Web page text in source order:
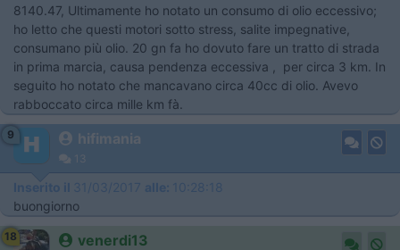
8140.47, Ultimamente ho notato un consumo di olio eccessivo;
ho letto che questi motori sotto stress, salite impegnative,
consumano più olio. 20 gn fa ho dovuto fare un tratto di strada
in prima marcia, causa pendenza eccessiva , per circa 3 km. In
seguito ho notato che mancavano circa 40cc di olio. Avevo
rabboccato circa mille km fà.
9 hifimania
13
Inserito il 31/03/2017 alle: 10:28:18
buongiorno
18 venerdi13